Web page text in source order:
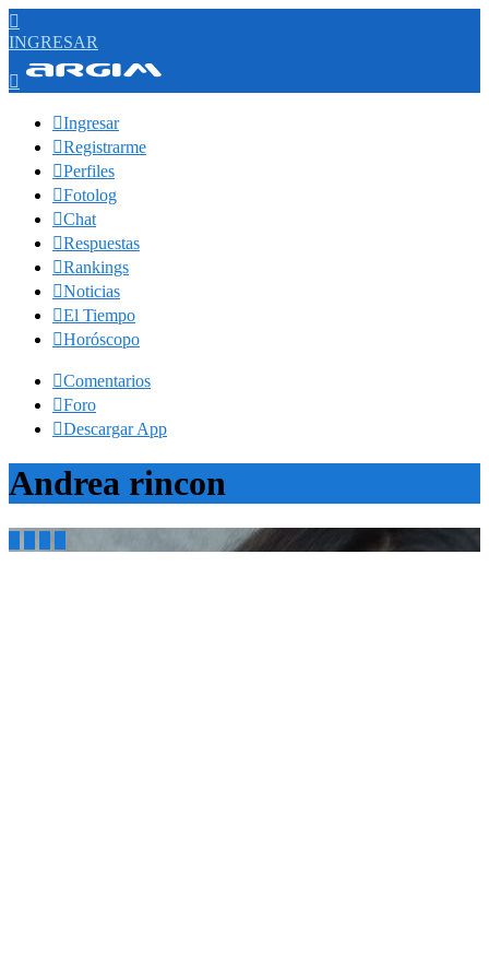

INGRESAR

Ingresar
Registrarme
Perfiles
Fotolog
Chat
Respuestas
Rankings
Noticias
El Tiempo
Horóscopo
Comentarios
Foro
Descargar App
Andrea rincon